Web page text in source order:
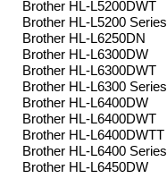
Brother HL-L5200DWT
Brother HL-L5200 Series
Brother HL-L6250DN
Brother HL-L6300DW
Brother HL-L6300DWT
Brother HL-L6300 Series
Brother HL-L6400DW
Brother HL-L6400DWT
Brother HL-L6400DWTT
Brother HL-L6400 Series
Brother HL-L6450DW